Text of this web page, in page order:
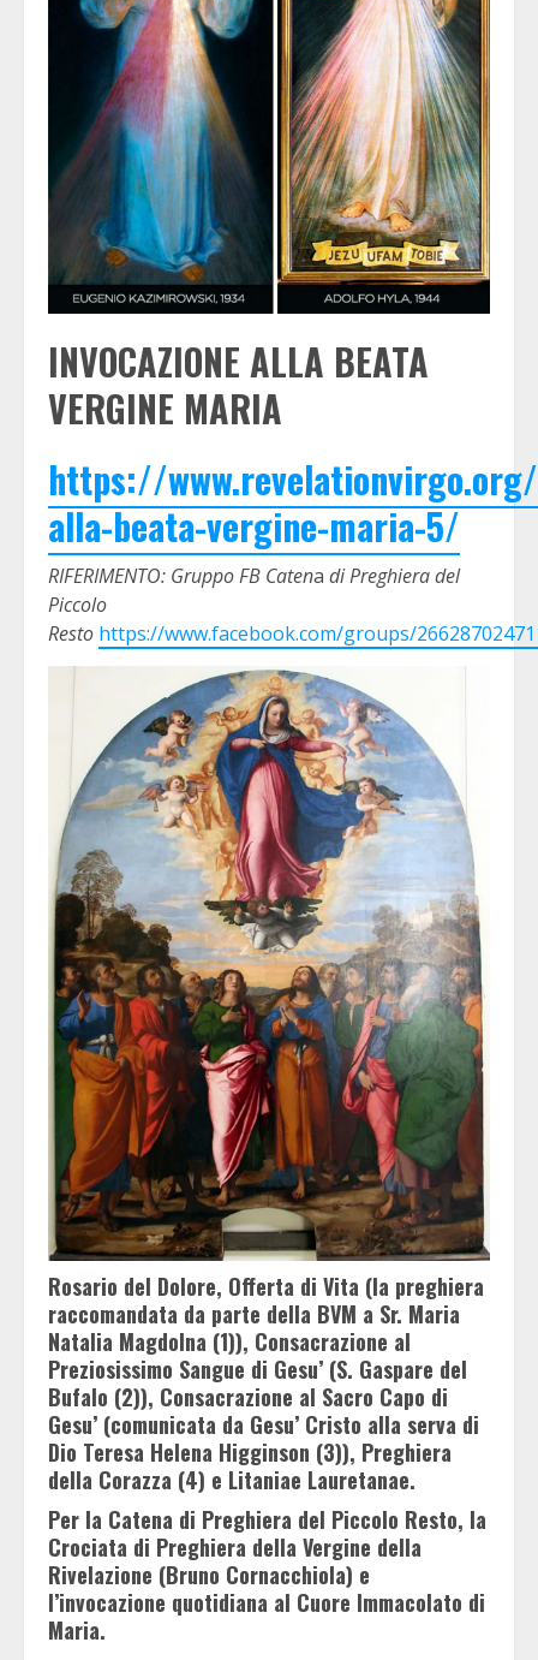
INVOCAZIONE ALLA BEATA
VERGINE MARIA
https://
alla-beata-vergine-maria-5/
RIFERIMENTO: Gruppo FB Catena di Preghiera del
Piccolo
Resto https://www.facebook.com/groups/
Rosario del Dolore, Offerta di Vita (la preghiera
raccomandata da parte della BVM a Sr. Maria
Natalia Magdolna (1)), Consacrazione al
Preziosissimo Sangue di Gesu’ (S. Gaspare del
Bufalo (2)), Consacrazione al Sacro Capo di
Gesu’ (comunicata da Gesu’ Cristo alla serva di
Dio Teresa Helena Higginson (3)), Preghiera
della Corazza (4) e Litaniae Lauretanae.
Per la Catena di Preghiera del Piccolo Resto, la
Crociata di Preghiera della Vergine della
Rivelazione (Bruno Cornacchiola) e
l’invocazione quotidiana al Cuore Immacolato di
Maria.